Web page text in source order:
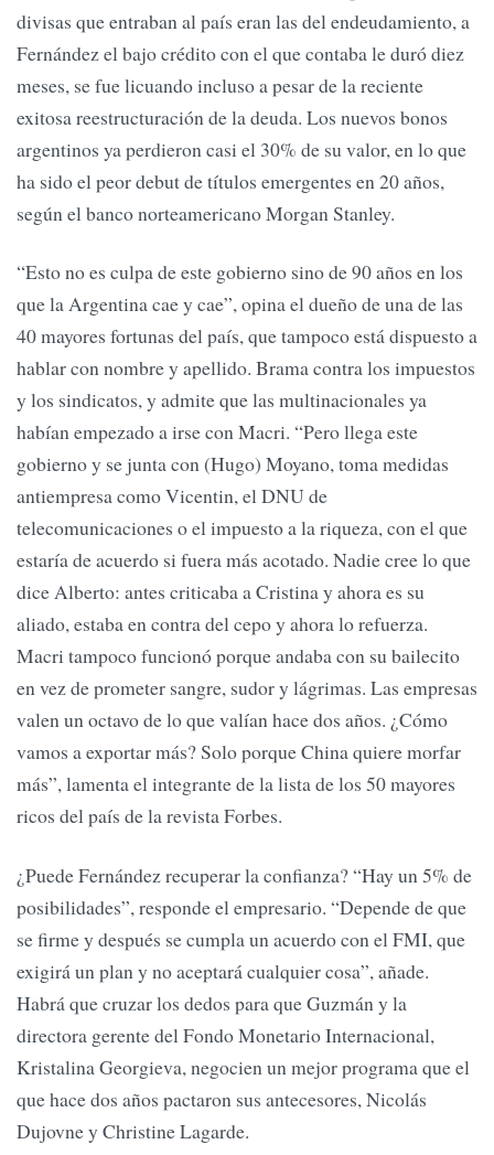
divisas que entraban al país eran las del endeudamiento, a
Fernández el bajo crédito con el que contaba le duró diez
meses, se fue licuando incluso a pesar de la reciente
exitosa reestructuración de la deuda. Los nuevos bonos
argentinos ya perdieron casi el 30% de su valor, en lo que
ha sido el peor debut de títulos emergentes en 20 años,
según el banco norteamericano Morgan Stanley.
“Esto no es culpa de este gobierno sino de 90 años en los
que la Argentina cae y cae”, opina el dueño de una de las
40 mayores fortunas del país, que tampoco está dispuesto a
hablar con nombre y apellido. Brama contra los impuestos
y los sindicatos, y admite que las multinacionales ya
habían empezado a irse con Macri. “Pero llega este
gobierno y se junta con (Hugo) Moyano, toma medidas
antiempresa como Vicentin, el DNU de
telecomunicaciones o el impuesto a la riqueza, con el que
estaría de acuerdo si fuera más acotado. Nadie cree lo que
dice Alberto: antes criticaba a Cristina y ahora es su
aliado, estaba en contra del cepo y ahora lo refuerza.
Macri tampoco funcionó porque andaba con su bailecito
en vez de prometer sangre, sudor y lágrimas. Las empresas
valen un octavo de lo que valían hace dos años. ¿Cómo
vamos a exportar más? Solo porque China quiere morfar
más”, lamenta el integrante de la lista de los 50 mayores
ricos del país de la revista Forbes.
¿Puede Fernández recuperar la confianza? “Hay un 5% de
posibilidades”, responde el empresario. “Depende de que
se firme y después se cumpla un acuerdo con el FMI, que
exigirá un plan y no aceptará cualquier cosa”, añade.
Habrá que cruzar los dedos para que Guzmán y la
directora gerente del Fondo Monetario Internacional,
Kristalina Georgieva, negocien un mejor programa que el
que hace dos años pactaron sus antecesores, Nicolás
Dujovne y Christine Lagarde.